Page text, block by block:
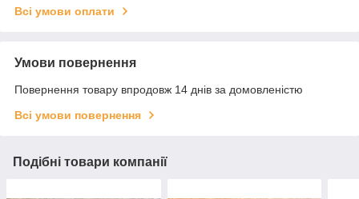
Всі умови оплати
Умови повернення
Повернення товару впродовж 14 днів за домовленістю
Всі умови повернення
Подібні товари компанії